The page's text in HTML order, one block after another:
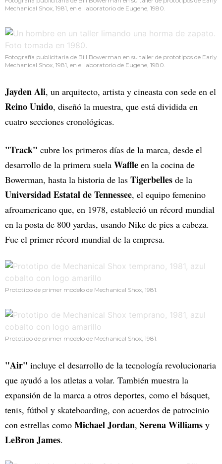
Mechanical Shox, 1981, en el laboratorio de Eugene, 1980.
Fotografía publicitaria de Bill Bowerman en su taller de prototipos de Early
Mechanical Shox, 1981, en el laboratorio de Eugene, 1980.
Jayden Ali, un arquitecto, artista y cineasta con sede en el
Reino Unido, diseñó la muestra, que está dividida en
cuatro secciones cronológicas.
"Track" cubre los primeros días de la marca, desde el
desarrollo de la primera suela Waffle en la cocina de
Bowerman, hasta la historia de las Tigerbelles de la
Universidad Estatal de Tennessee, el equipo femenino
afroamericano que, en 1978, estableció un récord mundial
en la posta de 800 yardas, usando Nike de pies a cabeza.
Fue el primer récord mundial de la empresa.
Prototipo de primer modelo de Mechanical Shox, 1981.
Prototipo de primer modelo de Mechanical Shox, 1981.
"Air" incluye el desarrollo de la tecnología revolucionaria
que ayudó a los atletas a volar. También muestra la
expansión de la marca a otros deportes, como el básquet,
tenis, fútbol y skateboarding, con acuerdos de patrocinio
con estrellas como Michael Jordan, Serena Williams y
LeBron James.